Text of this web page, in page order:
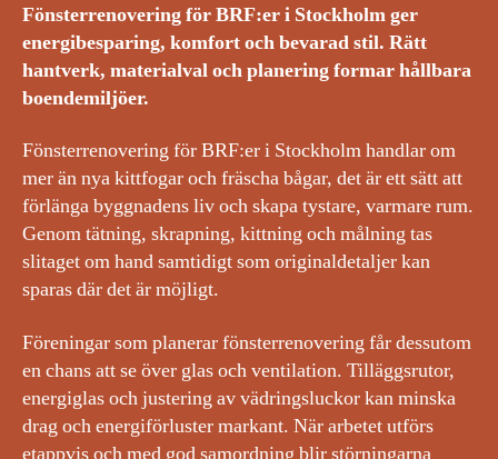
Fönsterrenovering för BRF:er i Stockholm ger
energibesparing, komfort och bevarad stil. Rätt
hantverk, materialval och planering formar hållbara
boendemiljöer.
Fönsterrenovering för BRF:er i Stockholm handlar om
mer än nya kittfogar och fräscha bågar, det är ett sätt att
förlänga byggnadens liv och skapa tystare, varmare rum.
Genom tätning, skrapning, kittning och målning tas
slitaget om hand samtidigt som originaldetaljer kan
sparas där det är möjligt.
Föreningar som planerar fönsterrenovering får dessutom
en chans att se över glas och ventilation. Tilläggsrutor,
energiglas och justering av vädringsluckor kan minska
drag och energiförluster markant. När arbetet utförs
etappvis och med god samordning blir störningarna